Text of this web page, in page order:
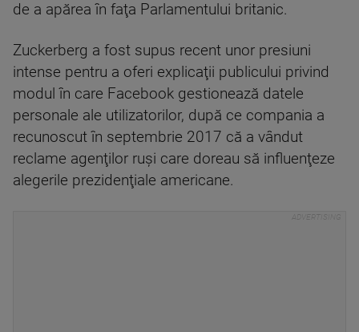
de a apărea în faţa Parlamentului britanic.
Zuckerberg a fost supus recent unor presiuni
intense pentru a oferi explicaţii publicului privind
modul în care Facebook gestionează datele
personale ale utilizatorilor, după ce compania a
recunoscut în septembrie 2017 că a vândut
reclame agenţilor ruşi care doreau să influenţeze
alegerile prezidenţiale americane.